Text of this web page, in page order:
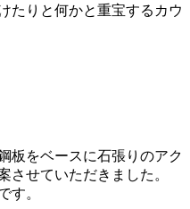
たりと何かと重宝するカウ
板をベースに石張りのアク
させていただきました。
す。